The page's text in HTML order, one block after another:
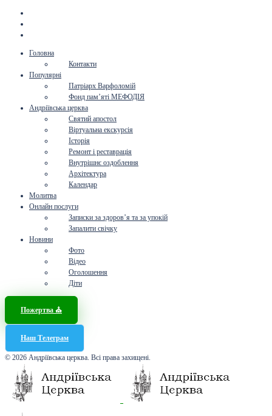
Головна
Контакти
Популярні
Патріарх Варфоломій
Фонд пам’яті МЕФОДІЯ
Андріївська церква
Святий апостол
Віртуальна екскурсія
Історія
Ремонт і реставрація
Внутрішнє оздоблення
Архітектура
Календар
Молитва
Онлайн послуги
Записки за здоров’я та за упокій
Запалити свічку
Новини
Фото
Відео
Оголошення
Діти
Пожертва ⛪️
Наш Телеграм
© 2026 Андріївська церква. Всі права захищені.